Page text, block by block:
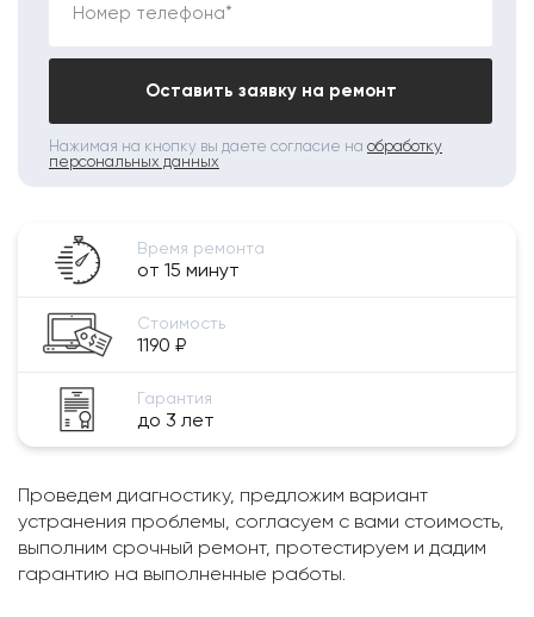
Номер телефона*
Оставить заявку на ремонт
Нажимая на кнопку вы даете согласие на обработку
персональных данных
Время ремонта
от 15 минут
Стоимость
1190 ₽
Гарантия
до 3 лет
Проведем диагностику, предложим вариант
устранения проблемы, согласуем с вами стоимость,
выполним срочный ремонт, протестируем и дадим
гарантию на выполненные работы.